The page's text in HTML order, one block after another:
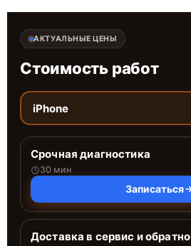
АКТУАЛЬНЫЕ ЦЕНЫ
Стоимость работ
iPhone
Срочная диагностика
30 мин
Записаться
Доставка в сервис и обратно